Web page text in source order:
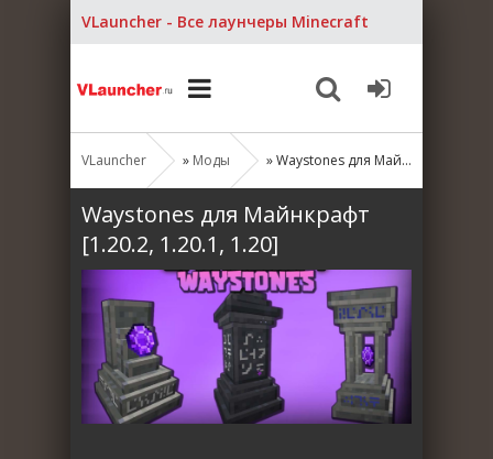
VLauncher - Все лаунчеры Minecraft
VLauncher » Моды » Waystones для Майнкрафт [1.20.2, 1.20.1, 1.20]
Waystones для Майнкрафт
[1.20.2, 1.20.1, 1.20]